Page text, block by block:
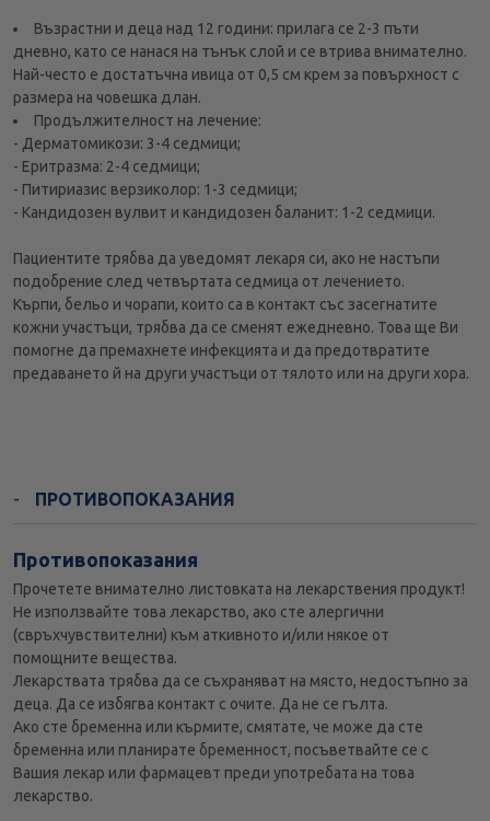
Възрастни и деца над 12 години: прилага се 2-3 пъти
дневно, като се нанася на тънък слой и се втрива внимателно.
Най-често е достатъчна ивица от 0,5 см крем за повърхност с
размера на човешка длан.
Продължителност на лечение:
- Дерматомикози: 3-4 седмици;
- Еритразма: 2-4 седмици;
- Питириазис верзиколор: 1-3 седмици;
- Кандидозен вулвит и кандидозен баланит: 1-2 седмици.
Пациентите трябва да уведомят лекаря си, ако не настъпи
подобрение след четвъртата седмица от лечението.
Кърпи, бельо и чорапи, които са в контакт със засегнатите
кожни участъци, трябва да се сменят ежедневно. Това ще Ви
помогне да премахнете инфекцията и да предотвратите
предаването й на други участъци от тялото или на други хора.
ПРОТИВОПОКАЗАНИЯ
Противопоказания
Прочетете внимателно листовката на лекарствения продукт!
Не използвайте това лекарство, ако сте алергични
(свръхчувствителни) към аткивното и/или някое от
помощните вещества.
Лекарствата трябва да се съхраняват на място, недостъпно за
деца. Да се избягва контакт с очите. Да не се гълта.
Ако сте бременна или кърмите, смятате, че може да сте
бременна или планирате бременност, посъветвайте се с
Вашия лекар или фармацевт преди употребата на това
лекарство.